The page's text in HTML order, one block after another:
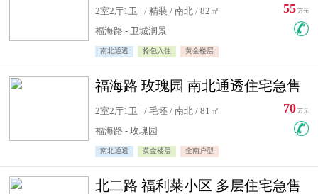
2室2厅1卫 | / 精装 / 南北 / 82㎡
福海路 - 卫城润景
南北通透 拎包入住 黄金楼层
55 万元
福海路 玫瑰园 南北通透住宅急售
2室2厅1卫 | / 毛坯 / 南北 / 81㎡
福海路 - 玫瑰园
南北通透 黄金楼层 全南户型
70 万元
北二路 福利莱小区 多层住宅急售